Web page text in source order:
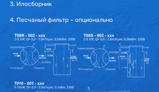
3. Илосборник
4. Песчаный фильтр – опционально